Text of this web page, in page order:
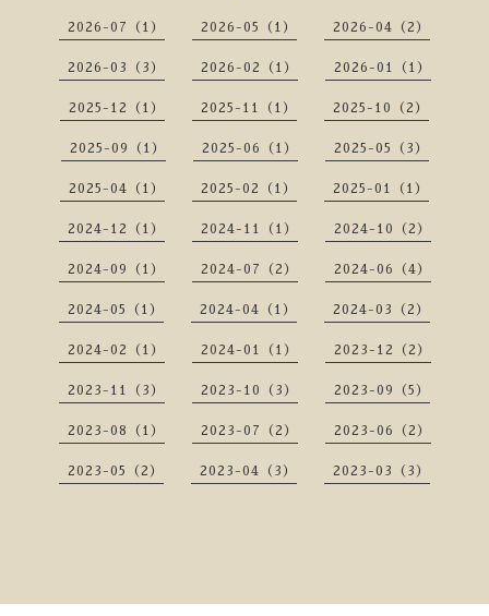
2026-07（1） 2026-05（1） 2026-04（2）
2026-03（3） 2026-02（1） 2026-01（1）
2025-12（1） 2025-11（1） 2025-10（2）
2025-09（1） 2025-06（1） 2025-05（3）
2025-04（1） 2025-02（1） 2025-01（1）
2024-12（1） 2024-11（1） 2024-10（2）
2024-09（1） 2024-07（2） 2024-06（4）
2024-05（1） 2024-04（1） 2024-03（2）
2024-02（1） 2024-01（1） 2023-12（2）
2023-11（3） 2023-10（3） 2023-09（5）
2023-08（1） 2023-07（2） 2023-06（2）
2023-05（2） 2023-04（3） 2023-03（3）